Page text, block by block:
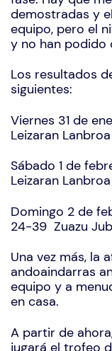
demostradas y
equipo, pero el
y no han podido
Los resultados
siguientes:
Viernes 31 de
Leizaran
Sábado 1 de
Leizaran
Domingo 2 de
24-39 Zuazu
Una vez más, la
andoaindarras
equipo y a
en casa.
A partir de
jugará el trofeo